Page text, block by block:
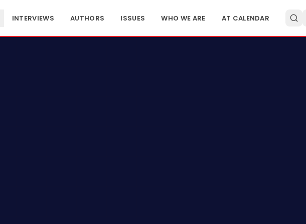
INTERVIEWS AUTHORS ISSUES WHO WE ARE AT CALENDAR